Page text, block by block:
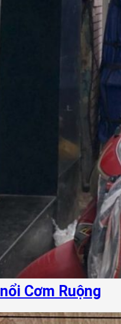
Cơm Ruộng